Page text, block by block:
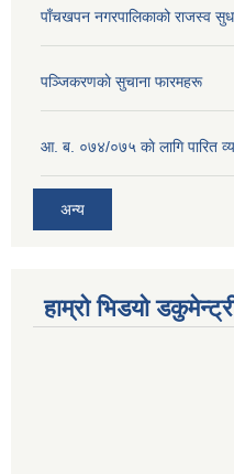
पाँचखपन नगरपालिकाको राजस्व
पञ्जिकरणकाे सुचाना फारमहरू
आ. ब. ०७४/०७५ काे लागि पारित
अन्य
हाम्रो भिडयो